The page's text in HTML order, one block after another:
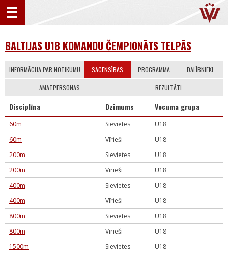
BALTIJAS U18 KOMANDU ČEMPIONĀTS TELPĀS
INFORMĀCIJA PAR NOTIKUMU SACENSĪBAS PROGRAMMA DALĪBNIEKI
AMATPERSONAS REZULTĀTI
Disciplīna Dzimums Vecuma grupa
60m Sievietes
U18
60m
Vīrieši
U18
200m
Sievietes
U18
200m
Vīrieši
U18
400m
Sievietes
U18
400m
Vīrieši
U18
800m
Sievietes
U18
800m
Vīrieši
U18
1500m
Sievietes
U18